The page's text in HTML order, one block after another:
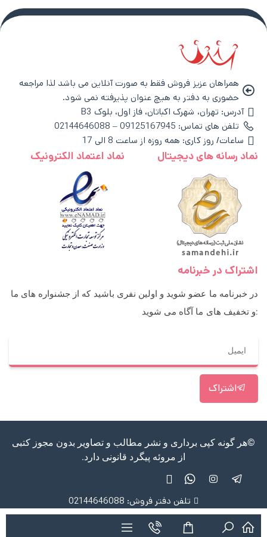
همراهان عزیز فروش فقط به صورت آنلاین می باشد لذا مراجعه
حضوری به دفتر به هیچ عنوان پذیرفته نمی شود.
آدرس: تهران، شهرک اکباتان، فاز اول، بلوک B3
تلفن های تماس: 09125167945 – 02144646088
ساعات/ روز کاری: همه روزه از ساعت 8 الی 17
نماد رسانه های دیجیتال نماد اعتماد الکترونیک
اشتراک در خبرنامه
در خبرنامه ما عضو شوید و اولین نفری باشید که از جشنواره های ما
و تخفیف های ما آگاه می شوید:
اشتراک
©هر گونه کپی برداری و نشر مطالب و تصاویر بدون مجوز کتبی
از مروئه پیگرد قانونی دارد.
تلفن دفتر فروش: 02144646088